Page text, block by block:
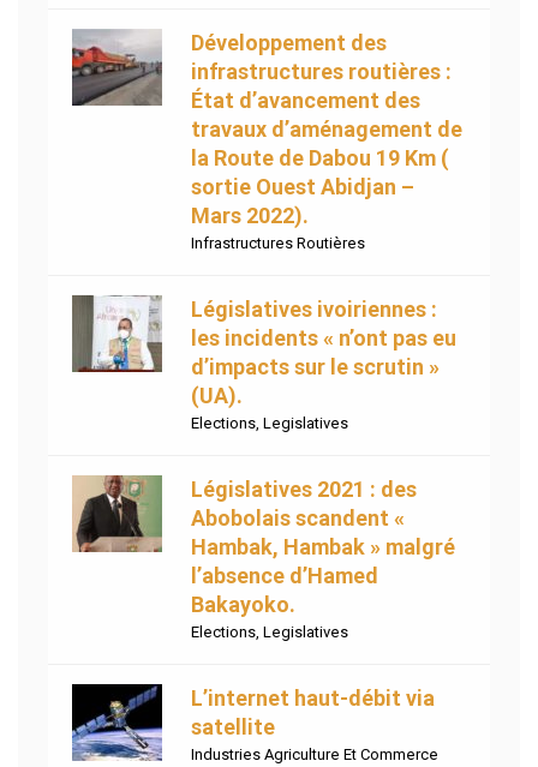
Développement des
infrastructures routières :
État d’avancement des
travaux d’aménagement de
la Route de Dabou 19 Km (
sortie Ouest Abidjan –
Mars 2022).
Infrastructures Routières
Législatives ivoiriennes :
les incidents « n’ont pas eu
d’impacts sur le scrutin »
(UA).
Elections Legislatives
Législatives 2021 : des
Abobolais scandent «
Hambak, Hambak » malgré
l’absence d’Hamed
Bakayoko.
Elections Legislatives
L’internet haut-débit via
satellite
Industries Agriculture Et Commerce